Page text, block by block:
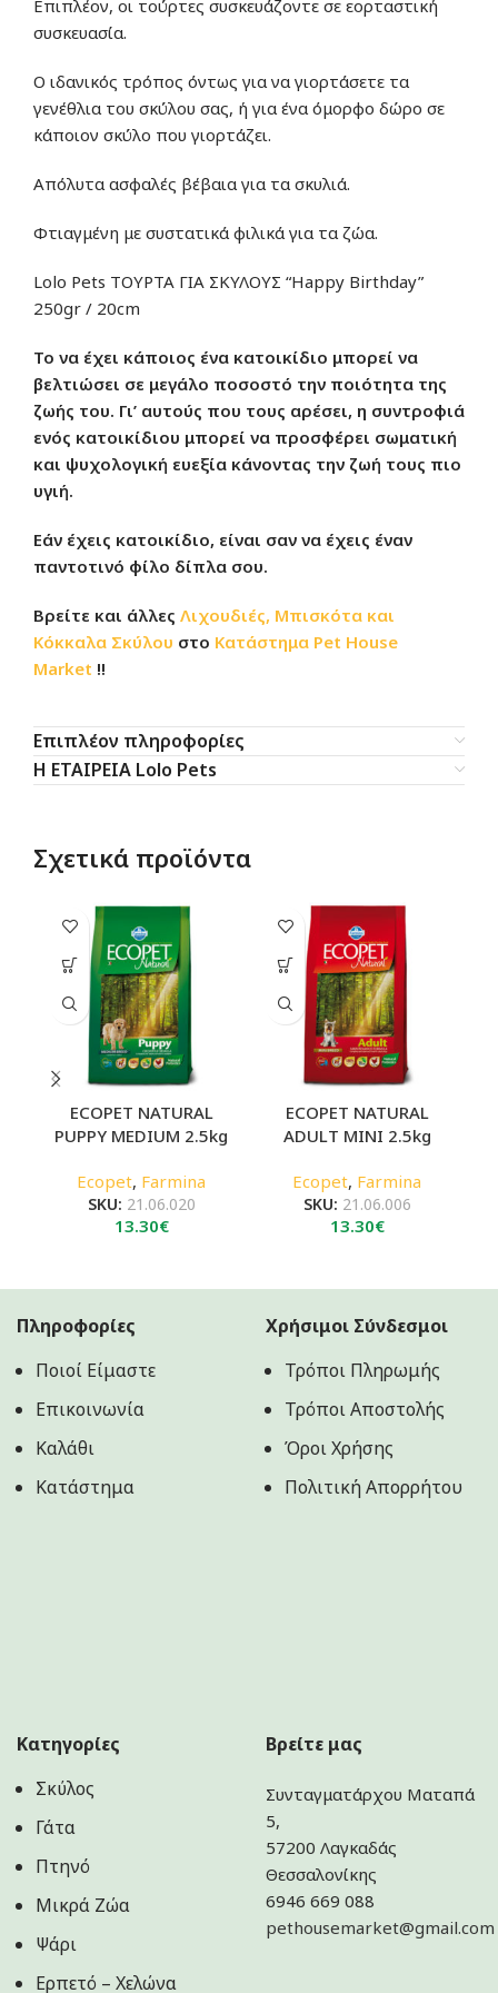
Επιπλέον, οι τούρτες συσκευάζοντε σε εορταστική
συσκευασία.
Ο ιδανικός τρόπος όντως για να γιορτάσετε τα
γενέθλια του σκύλου σας, ή για ένα όμορφο δώρο σε
κάποιον σκύλο που γιορτάζει.
Απόλυτα ασφαλές βέβαια για τα σκυλιά.
Φτιαγμένη με συστατικά φιλικά για τα ζώα.
Lolo Pets ΤΟΥΡΤΑ ΓΙΑ ΣΚΥΛΟΥΣ “Happy Birthday”
250gr / 20cm
Το να έχει κάποιος ένα κατοικίδιο μπορεί να
βελτιώσει σε μεγάλο ποσοστό την ποιότητα της
ζωής του. Γι’ αυτούς που τους αρέσει, η συντροφιά
ενός κατοικίδιου μπορεί να προσφέρει σωματική
και ψυχολογική ευεξία κάνοντας την ζωή τους πιο
υγιή.
Εάν έχεις κατοικίδιο, είναι σαν να έχεις έναν
παντοτινό φίλο δίπλα σου.
Βρείτε και άλλες Λιχουδιές, Μπισκότα και
Κόκκαλα Σκύλου στο Κατάστημα Pet House
Market !!
Επιπλέον πληροφορίες
Η ΕΤΑΙΡΕΙΑ Lolo Pets
Σχετικά προϊόντα
ECOPET NATURAL
PUPPY MEDIUM 2.5kg
Ecopet, Farmina
SKU: 21.06.020
13.30€
ECOPET NATURAL
ADULT MINI 2.5kg
Ecopet, Farmina
SKU: 21.06.006
13.30€
Πληροφορίες
Ποιοί Είμαστε
Επικοινωνία
Καλάθι
Κατάστημα
Χρήσιμοι Σύνδεσμοι
Τρόποι Πληρωμής
Τρόποι Αποστολής
Όροι Χρήσης
Πολιτική Aπορρήτου
Κατηγορίες
Σκύλος
Γάτα
Πτηνό
Μικρά Ζώα
Ψάρι
Ερπετό – Χελώνα
Βρείτε μας
Συνταγματάρχου Ματαπά
5,
57200 Λαγκαδάς
Θεσσαλονίκης
6946 669 088
pethousemarket@gmail.com